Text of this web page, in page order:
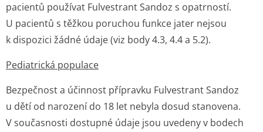
pacientů používat Fulvestrant Sandoz s opatrností.
U pacientů s těžkou poruchou funkce jater nejsou
k dispozici žádné údaje (viz body 4.3, 4.4 a 5.2).
Pediatrická populace
Bezpečnost a účinnost přípravku Fulvestrant Sandoz
u dětí od narození do 18 let nebyla dosud stanovena.
V současnosti dostupné údaje jsou uvedeny v bodech